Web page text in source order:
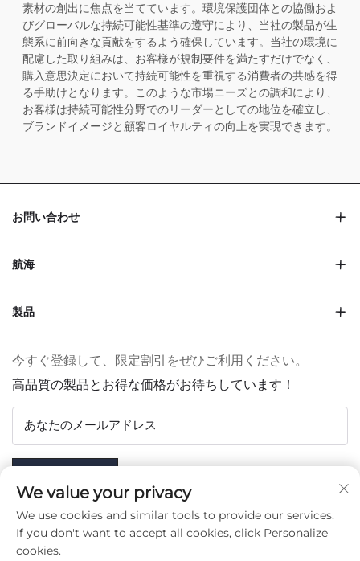
素材の創出に焦点を当てています。環境保護団体との協働およ
びグローバルな持続可能性基準の遵守により、当社の製品が生
態系に前向きな貢献をするよう確保しています。当社の環境に
配慮した取り組みは、お客様が規制要件を満たすだけでなく、
購入意思決定において持続可能性を重視する消費者の共感を得
る手助けとなります。このような市場ニーズとの調和により、
お客様は持続可能性分野でのリーダーとしての地位を確立し、
ブランドイメージと顧客ロイヤルティの向上を実現できます。
お問い合わせ
航海
製品
今すぐ登録して、限定割引をぜひご利用ください。
高品質の製品とお得な価格がお待ちしています！
あなたのメールアドレス
フォローする
We value your privacy
We use cookies and similar tools to provide our services.
If you don't want to accept all cookies, click Personalize
cookies.